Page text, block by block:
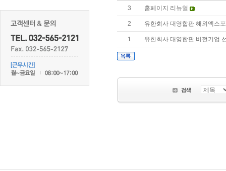
3 홈페이지 리뉴얼
2 유한회사 대영합판 해외엑스
1 유한회사 대영합판 비전기업